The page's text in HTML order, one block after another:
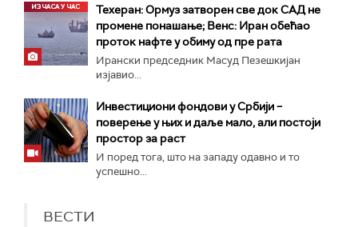
Техеран: Ормуз затворен све док САД не
промене понашање; Венс: Иран обећао
проток нафте у обиму од пре рата
Ирански председник Масуд Пезешкијан
изјавио...
Инвестициони фондови у Србији –
поверење у њих и даље мало, али постоји
простор за раст
И поред тога, што на западу одавно и то
успешно...
ВЕСТИ